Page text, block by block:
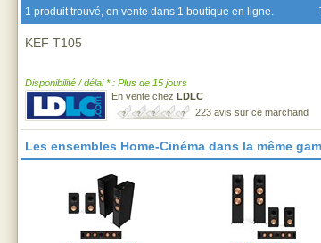
1 produit trouvé, en vente dans 1 boutique en ligne.
KEF T105
Disponibilité / délai * : Plus de 15 jours
En vente chez LDLC
223 avis sur ce marchand
Les ensembles Home-Cinéma dans la même